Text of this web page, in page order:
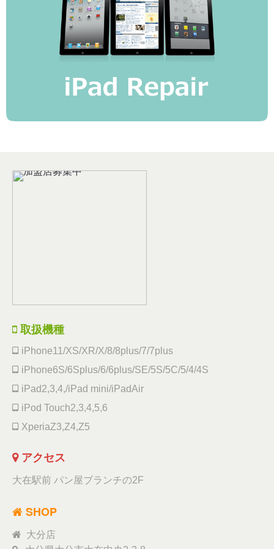
取扱機種
iPhone11/XS/XR/X/8/8plus/7/7plus
iPhone6S/6Splus/6/6plus/SE/5S/5C/5/4/4S
iPad2,3,4,/iPad mini/iPadAir
iPod Touch2,3,4,5,6
XperiaZ3,Z4,Z5
アクセス
大在駅前 パン屋ブランチの2F
SHOP
大分店